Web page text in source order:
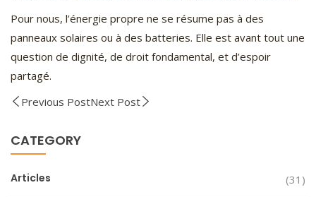
Pour nous, l’énergie propre ne se résume pas à des
panneaux solaires ou à des batteries. Elle est avant tout une
question de dignité, de droit fondamental, et d’espoir
partagé.
Previous PostNext Post
CATEGORY
Articles (31)